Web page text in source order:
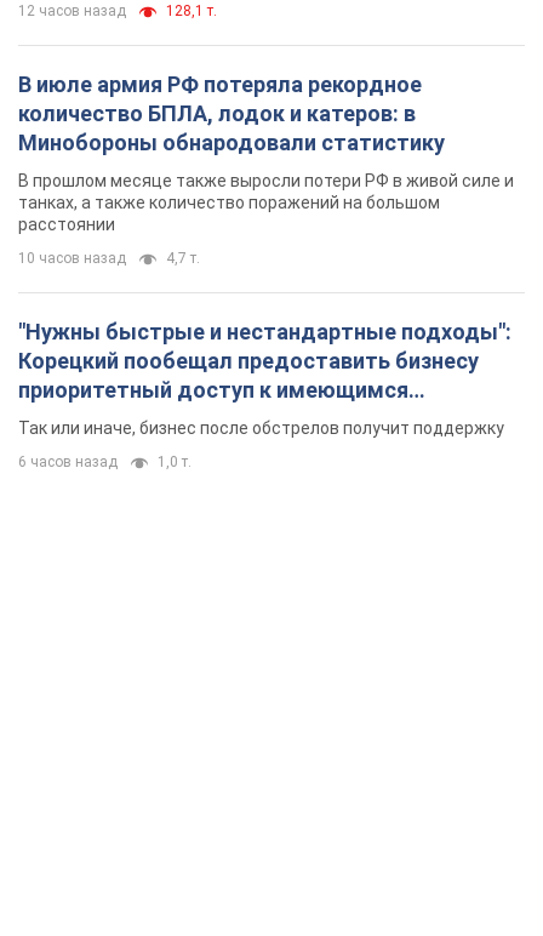
12 часов назад 128,1 т.
В июле армия РФ потеряла рекордное
количество БПЛА, лодок и катеров: в
Минобороны обнародовали статистику
В прошлом месяце также выросли потери РФ в живой силе и
танках, а также количество поражений на большом
расстоянии
10 часов назад 4,7 т.
"Нужны быстрые и нестандартные подходы":
Корецкий пообещал предоставить бизнесу
приоритетный доступ к имеющимся
складским помещениям
Так или иначе, бизнес после обстрелов получит поддержку
6 часов назад 1,0 т.